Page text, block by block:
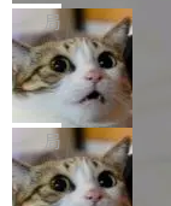
的核心质量命题。
工具选型手册》发
nt智能测试系统入
O而言，这提示了
工具升级为企业的
现实 过去两年，
一是如何让大模型
eev 管它叫"软件设
鲜——代数数据类型
（sum type）。但
型系统的学术体操
章从一个简单的例
设置，如果用布尔
ean 表示是否可切
局
Cloudflare 开源
dflare OS
Cloudflare 发布了
S。如果你只看官
个"AI 知识库 + 聊
做，没什么新鲜的
局
Deno 团队开源